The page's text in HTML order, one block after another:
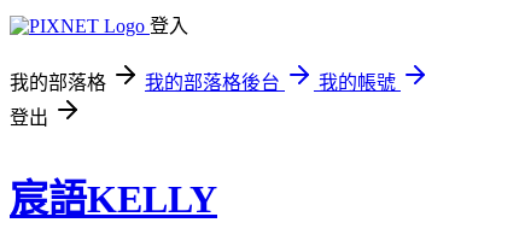
登入
我的部落格 我的部落格後台
我的帳號
登出
宸語KELLY